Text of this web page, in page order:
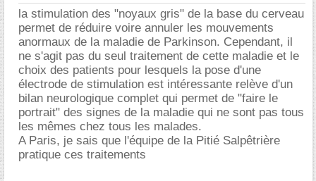
la stimulation des "noyaux gris" de la base du cerveau
permet de réduire voire annuler les mouvements
anormaux de la maladie de Parkinson. Cependant, il
ne s'agit pas du seul traitement de cette maladie et le
choix des patients pour lesquels la pose d'une
électrode de stimulation est intéressante relève d'un
bilan neurologique complet qui permet de "faire le
portrait" des signes de la maladie qui ne sont pas tous
les mêmes chez tous les malades.
A Paris, je sais que l'équipe de la Pitié Salpêtrière
pratique ces traitements